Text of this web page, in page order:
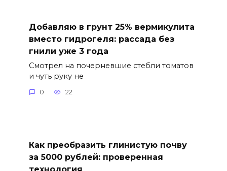
Добавляю в грунт 25% вермикулита
вместо гидрогеля: рассада без
гнили уже 3 года
Смотрел на почерневшие стебли томатов
и чуть руку не
0 22
Как преобразить глинистую почву
за 5000 рублей: проверенная